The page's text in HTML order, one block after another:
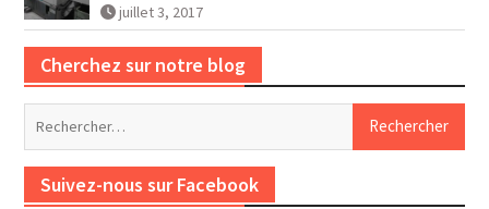
juillet 3, 2017
Cherchez sur notre blog
Suivez-nous sur Facebook